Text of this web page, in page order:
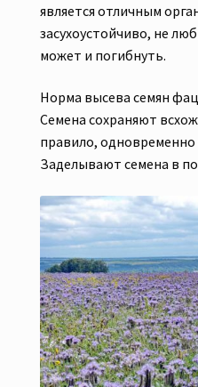
является отличным
засухоустойчиво, не
может и погибнуть.
Норма высева семян
Семена сохраняют
правило, одновременно
Заделывают семена в